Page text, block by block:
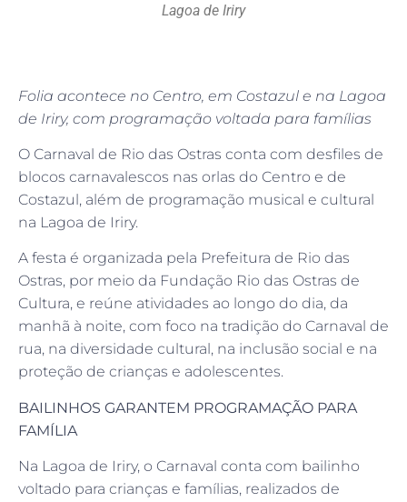
Lagoa de Iriry
Folia acontece no Centro, em Costazul e na Lagoa
de Iriry, com programação voltada para famílias
O Carnaval de Rio das Ostras conta com desfiles de
blocos carnavalescos nas orlas do Centro e de
Costazul, além de programação musical e cultural
na Lagoa de Iriry.
A festa é organizada pela Prefeitura de Rio das
Ostras, por meio da Fundação Rio das Ostras de
Cultura, e reúne atividades ao longo do dia, da
manhã à noite, com foco na tradição do Carnaval de
rua, na diversidade cultural, na inclusão social e na
proteção de crianças e adolescentes.
BAILINHOS GARANTEM PROGRAMAÇÃO PARA
FAMÍLIA
Na Lagoa de Iriry, o Carnaval conta com bailinho
voltado para crianças e famílias, realizados de